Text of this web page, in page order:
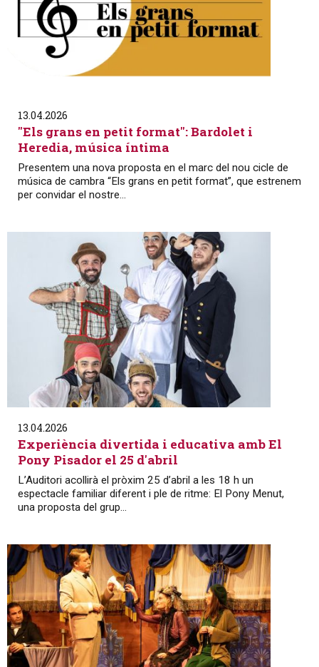
13.04.2026
"Els grans en petit format": Bardolet i
Heredia, música íntima
Presentem una nova proposta en el marc del nou cicle de
música de cambra “Els grans en petit format”, que estrenem
per convidar el nostre...
13.04.2026
Experiència divertida i educativa amb El
Pony Pisador el 25 d'abril
L’Auditori acollirà el pròxim 25 d’abril a les 18 h un
espectacle familiar diferent i ple de ritme: El Pony Menut,
una proposta del grup...